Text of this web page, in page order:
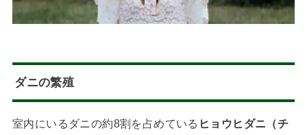
ダニの繁殖
室内にいるダニの約8割を占めている ヒョウヒダニ（チ